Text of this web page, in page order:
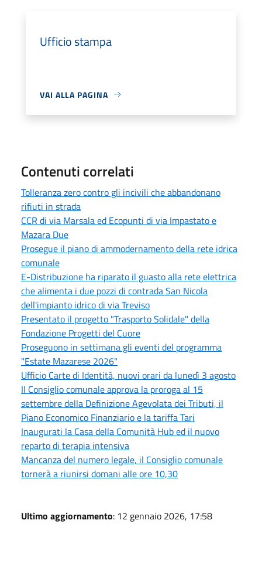
Ufficio stampa
VAI ALLA PAGINA
Contenuti correlati
Tolleranza zero contro gli incivili che abbandonano
rifiuti in strada
CCR di via Marsala ed Ecopunti di via Impastato e
Mazara Due
Prosegue il piano di ammodernamento della rete idrica
comunale
E-Distribuzione ha riparato il guasto alla rete elettrica
che alimenta i due pozzi di contrada San Nicola
dell'impianto idrico di via Treviso
Presentato il progetto "Trasporto Solidale" della
Fondazione Progetti del Cuore
Proseguono in settimana gli eventi del programma
"Estate Mazarese 2026"
Ufficio Carte di Identità, nuovi orari da lunedì 3 agosto
Il Consiglio comunale approva la proroga al 15
settembre della Definizione Agevolata dei Tributi, il
Piano Economico Finanziario e la tariffa Tari
Inaugurati la Casa della Comunità Hub ed il nuovo
reparto di terapia intensiva
Mancanza del numero legale, il Consiglio comunale
tornerà a riunirsi domani alle ore 10,30
Ultimo aggiornamento: 12 gennaio 2026, 17:58